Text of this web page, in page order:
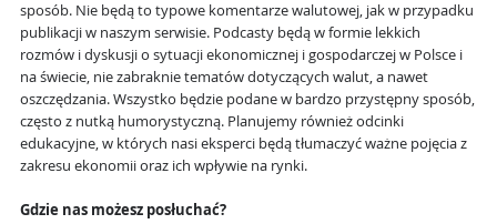
sposób. Nie będą to typowe komentarze walutowej, jak w przypadku
publikacji w naszym serwisie. Podcasty będą w formie lekkich
rozmów i dyskusji o sytuacji ekonomicznej i gospodarczej w Polsce i
na świecie, nie zabraknie tematów dotyczących walut, a nawet
oszczędzania. Wszystko będzie podane w bardzo przystępny sposób,
często z nutką humorystyczną. Planujemy również odcinki
edukacyjne, w których nasi eksperci będą tłumaczyć ważne pojęcia z
zakresu ekonomii oraz ich wpływie na rynki.
Gdzie nas możesz posłuchać?